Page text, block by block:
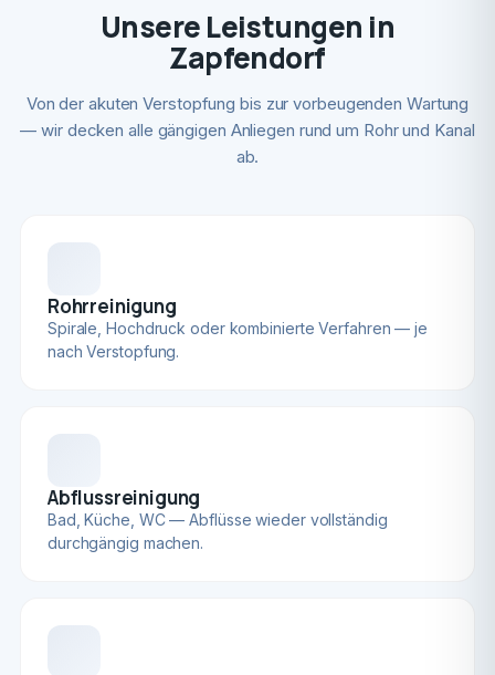
Unsere Leistungen in
Zapfendorf
Von der akuten Verstopfung bis zur vorbeugenden Wartung
— wir decken alle gängigen Anliegen rund um Rohr und Kanal
ab.
Rohrreinigung
Spirale, Hochdruck oder kombinierte Verfahren — je
nach Verstopfung.
Abflussreinigung
Bad, Küche, WC — Abflüsse wieder vollständig
durchgängig machen.